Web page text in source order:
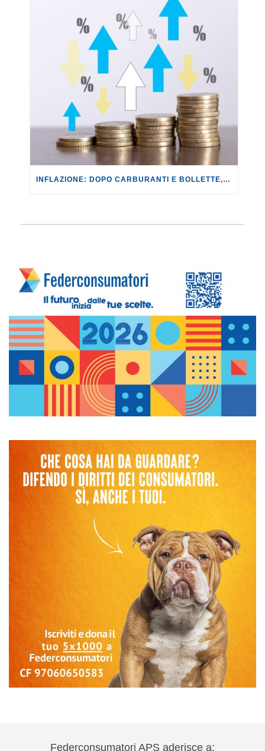
INFLAZIONE: DOPO CARBURANTI E BOLLETTE, GLI EFFETTI DEL CONFLITTO INIZIANO A FARSI SENTIRE SUI PREZZI.
Federconsumatori APS aderisce a: